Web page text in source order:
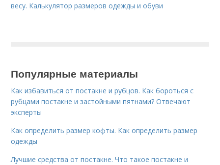
весу. Калькулятор размеров одежды и обуви
Популярные материалы
Как избавиться от постакне и рубцов. Как бороться с
рубцами постакне и застойными пятнами? Отвечают
эксперты
Как определить размер кофты. Как определить размер
одежды
Лучшие средства от постакне. Что такое постакне и